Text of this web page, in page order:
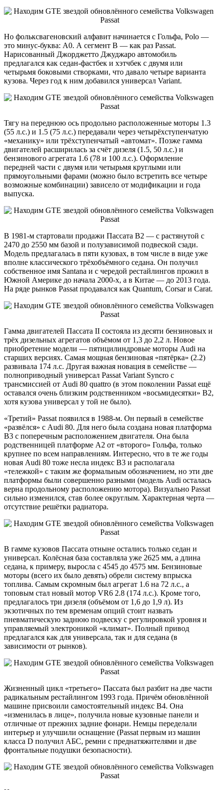
Но фольксвагеновский алфавит начинается с Гольфа, Polo —
это минус-буква: А0. А сегмент В — как раз Passat.
Нарисованный Джорджетто Джуджаро автомобиль
предлагался как седан-фастбек и хэтчбек с двумя или
четырьмя боковыми створками, что давало четыре варианта
кузова. Через год к ним добавился универсал Variant.
Тягу на переднюю ось продольно расположенные моторы 1.3
(55 л.с.) и 1.5 (75 л.с.) передавали через четырёхступенчатую
«механику» или трёхступенчатый «автомат». Позже гамма
двигателей расширилась за счёт дизеля (1.5, 50 л.с.) и
бензинового агрегата 1.6 (78 и 100 л.с.). Оформление
передней части с двумя или четырьмя круглыми или
прямоугольными фарами (можно было встретить все четыре
возможные комбинации) зависело от модификации и года
выпуска.
В 1981-м стартовали продажи Пассата B2 — с растянутой с
2470 до 2550 мм базой и полузависимой подвеской сзади.
Модель предлагалась в пяти кузовах, в том числе в виде уже
вполне классического трёхобъёмного седана. Он получил
собственное имя Santana и с чередой рестайлингов прожил в
Южной Америке до начала 2000-х, а в Китае — до 2013 года.
На ряде рынков Passat продавался как Quantum, Corsar и Carat.
Гамма двигателей Пассата II состояла из десяти бензиновых и
трёх дизельных агрегатов объёмом от 1,3 до 2,2 л. Новое
приобретение модели — пятицилиндровые моторы Audi на
старших версиях. Самая мощная бензиновая «пятёрка» (2.2)
развивала 174 л.с. Другая важная новация в семействе —
полноприводный универсал Passat Variant Syncro с
трансмиссией от Audi 80 quattro (в этом поколении Passat ещё
оставался очень близким родственником «восьмидесятки» B2,
хотя кузова универсал у той не было).
«Третий» Passat появился в 1988-м. Он первый в семействе
«развёлся» с Audi 80. Для него была создана новая платформа
B3 с поперечным расположением двигателя. Она была
родственницей платформе A2 от «второго» Гольфа, только
крупнее по всем направлениям. Интересно, что в те же годы
новая Audi 80 тоже несла индекс B3 и располагала
«тележкой» с таким же формальным обозначением, но эти две
платформы были совершенно разными (модель Audi осталась
верна продольному расположению мотора). Визуально Passat
сильно изменился, став более округлым. Характерная черта —
отсутствие решётки радиатора.
В гамме кузовов Пассата отныне остались только седан и
универсал. Колёсная база составляла уже 2625 мм, а длина
седана, к примеру, выросла с 4545 до 4575 мм. Бензиновые
моторы (всего их было девять) обрели систему впрыска
топлива. Самым скромным был агрегат 1.6 на 72 л.с., а
топовым стал новый мотор VR6 2.8 (174 л.с.). Кроме того,
предлагалось три дизеля (объёмом от 1,6 до 1,9 л). Из
экзотичных по тем временам опций стоит назвать
пневматическую заднюю подвеску с регулировкой уровня и
управляемый электроникой «климат». Полный привод
предлагался как для универсала, так и для седана (в
зависимости от рынков).
Жизненный цикл «третьего» Пассата был разбит на две части
радикальным рестайлингом 1993 года. Причём обновлённой
машине присвоили самостоятельный индекс B4. Она
«изменилась в лице», получила новые кузовные панели и
отличные от прежних задние фонари. Немцы переделали
интерьер и улучшили оснащение (Passat первым из машин
класса D получил АБС, ремни с преднатяжителями и две
фронтальные подушки безопасности).